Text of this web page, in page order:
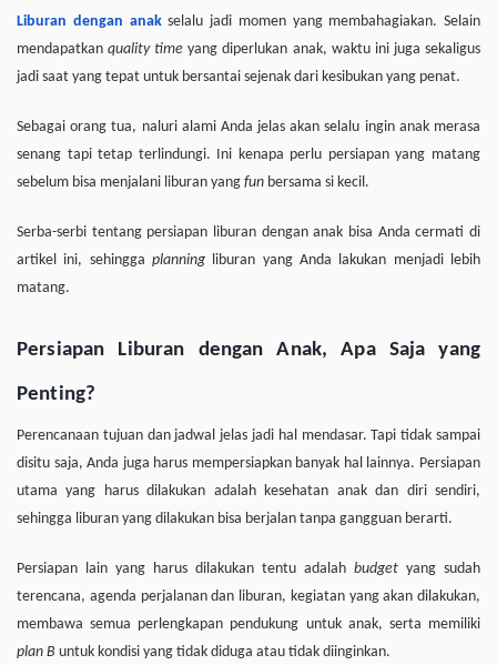
Liburan dengan anakselalu jadi momen yang membahagiakan. Selain
mendapatkanquality time yang diperlukan anak, waktu ini juga sekaligus
jadi saat yang tepat untuk bersantai sejenak dari kesibukan yang penat.
Sebagai orang tua, naluri alami Anda jelas akan selalu ingin anak merasa
senang tapi tetap terlindungi. Ini kenapa perlu persiapan yang matang
sebelum bisa menjalani liburan yang fun bersama si kecil.
Serba-serbi tentang persiapan liburan dengan anak bisa Anda cermati di
artikel ini, sehingga planning liburan yang Anda lakukan menjadi lebih
matang.
Persiapan Liburan dengan Anak, Apa Saja yang
Penting?
Perencanaan tujuan dan jadwal jelas jadi hal mendasar. Tapi tidak sampai
disitu saja, Anda juga harus mempersiapkan banyak hal lainnya. Persiapan
utama yang harus dilakukan adalah kesehatan anak dan diri sendiri,
sehingga liburan yang dilakukan bisa berjalan tanpa gangguan berarti.
Persiapan lain yang harus dilakukan tentu adalah budget yang sudah
terencana, agenda perjalanan dan liburan, kegiatan yang akan dilakukan,
membawa semua perlengkapan pendukung untuk anak, serta memiliki
plan B untuk kondisi yang tidak diduga atau tidak diinginkan.